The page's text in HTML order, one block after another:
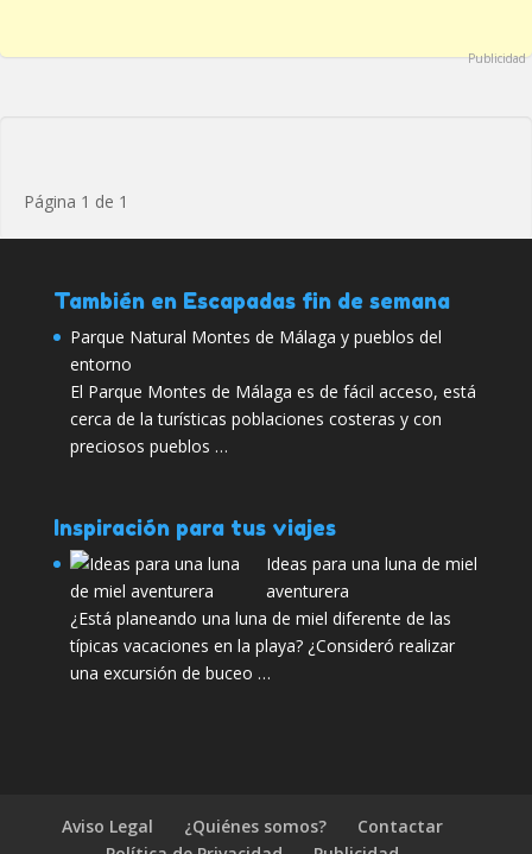
Publicidad
Página 1 de 1
También en Escapadas fin de semana
Parque Natural Montes de Málaga y pueblos del
entorno
El Parque Montes de Málaga es de fácil acceso, está
cerca de la turísticas poblaciones costeras y con
preciosos pueblos …
Inspiración para tus viajes
Ideas para una luna de miel
aventurera
¿Está planeando una luna de miel diferente de las
típicas vacaciones en la playa? ¿Consideró realizar
una excursión de buceo …
Aviso Legal ¿Quiénes somos?
Contactar